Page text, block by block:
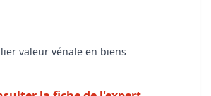
valeur vénale en biens